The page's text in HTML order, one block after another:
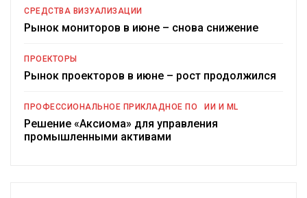
СРЕДСТВА ВИЗУАЛИЗАЦИИ
Рынок мониторов в июне – снова снижение
ПРОЕКТОРЫ
Рынок проекторов в июне – рост продолжился
ПРОФЕССИОНАЛЬНОЕ ПРИКЛАДНОЕ ПО ИИ И ML
Решение «Аксиома» для управления
промышленными активами